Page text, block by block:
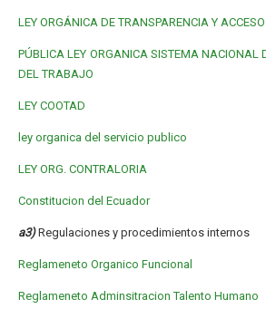
LEY ORGÁNICA DE TRANSPARENCIA Y
PÚBLICA LEY ORGANICA SISTEMA NACIONAL
DEL TRABAJO
LEY COOTAD
ley organica del servicio publico
LEY ORG. CONTRALORIA
Constitucion del Ecuador
a3)Regulaciones y procedimientos internos
Reglameneto Organico Funcional
Reglameneto Adminsitracion Talento Humano